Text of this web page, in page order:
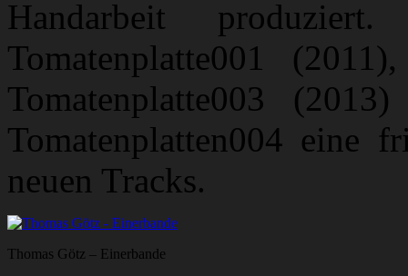
Handarbeit
Tomatenplatte001
Tomatenplatte003
Tomatenplatten004 eine
neuen Tracks.
Thomas Götz – Einerbande